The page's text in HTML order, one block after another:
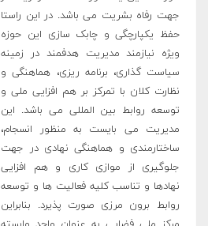
جهت رفاه بشریت می باشد. در این راستا
حفظ یکپارچگی و چابک سازی این حوزه
ویژه نیازمند مدیریت هدفمند در زمینه
سیاست گذاری، برنامه ریزی، هماهنگی و
نظارت کلان با تمرکز بر هم افزایی ملی و
توسعه روابط بین المللی می باشد. این
مدیریت می بایست به منظور انسجام،
ساختارمندی و هماهنگی نهادی در جهت
جلوگیری از موازی کاری و هم افزایی
نهادها و تناسب کلیه فعالیت ها و توسعه
روابط برون مرزی صورت پذیرد. بنابراین